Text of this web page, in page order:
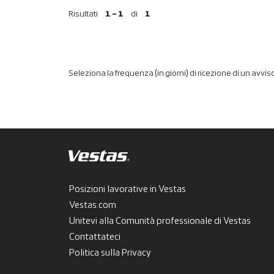
Risultati 1 – 1 di 1
Seleziona la frequenza (in giorni) di ricezione di un
Posizioni lavorative in Vestas
Vestas.com
Unitevi alla Comunità professionale di Vestas
Contattateci
Politica sulla Privacy